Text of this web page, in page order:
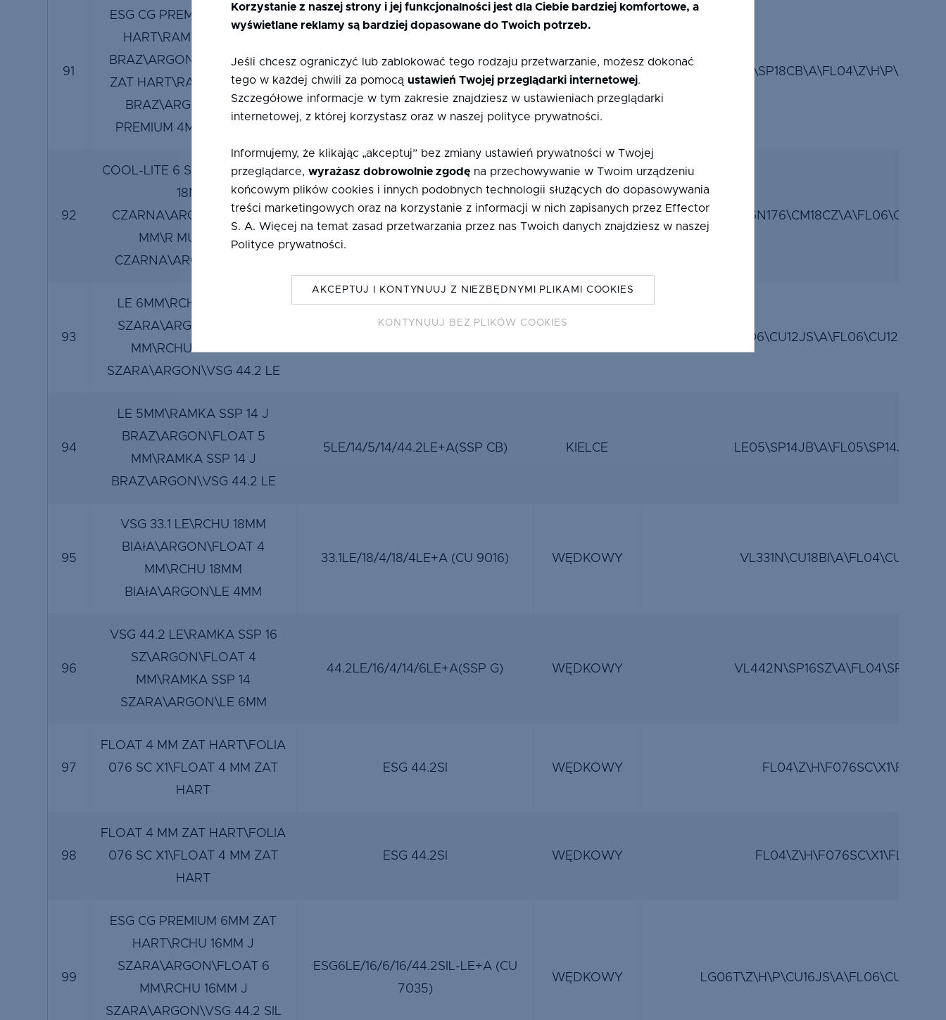
Korzystanie z naszej strony i jej funkcjonalności jest dla Ciebie bardziej komfortowe, a
wyświetlane reklamy są bardziej dopasowane do Twoich potrzeb.
Jeśli chcesz ograniczyć lub zablokować tego rodzaju przetwarzanie, możesz dokonać
tego w każdej chwili za pomocą ustawień Twojej przeglądarki internetowej.
Szczegółowe informacje w tym zakresie znajdziesz w ustawieniach przeglądarki
internetowej, z której korzystasz oraz w naszej polityce prywatności.
Informujemy, że klikając „akceptuj” bez zmiany ustawień prywatności w Twojej
przeglądarce, wyrażasz dobrowolnie zgodę na przechowywanie w Twoim urządzeniu
końcowym plików cookies i innych podobnych technologii służących do dopasowywania
treści marketingowych oraz na korzystanie z informacji w nich zapisanych przez Effector
S. A. Więcej na temat zasad przetwarzania przez nas Twoich danych znajdziesz w naszej
Polityce prywatności.
AKCEPTUJ I KONTYNUUJ Z NIEZBĘDNYMI PLIKAMI COOKIES
KONTYNUUJ BEZ PLIKÓW COOKIES
91
ESG CG PREMIUM 4MM ZAT
HART\RAMKA SSP 18 C
BRAZ\ARGON\FLOAT 4 MM
ZAT HART\RAMKA SSP 18 C
BRAZ\ARGON\ESG CG
PREMIUM 4MM ZAT HART
ESG4LE/18/ESG4/18/ESG4LE+ A
(SSP DB)
WĘDKOWY
92
COOL-LITE 6 SKN 176\R MULT
18MM
CZARNA\ARGON\FLOAT 6
MM\R MULT 18MM
CZARNA\ARGON\LE 6MM
6SKN176/18/6/18/6LE+A(CM 9004) WĘDKOWY
93
LE 6MM\RCHU 12MM JAS
SZARA\ARGON\FLOAT 6
MM\RCHU 12MM JAS
SZARA\ARGON\VSG 44.2 LE
94
LE 5MM\RAMKA SSP 14 J
BRAZ\ARGON\FLOAT 5
MM\RAMKA SSP 14 J
BRAZ\ARGON\VSG 44.2 LE
5LE/14/5/14/44.2LE+A(SSP CB) KIELCE
95
VSG 33.1 LE\RCHU 18MM
BIAłA\ARGON\FLOAT 4
MM\RCHU 18MM
BIAłA\ARGON\LE 4MM
33.1LE/18/4/18/4LE+A (CU 9016) WĘDKOWY
96
VSG 44.2 LE\RAMKA SSP 16
SZ\ARGON\FLOAT 4
MM\RAMKA SSP 14
SZARA\ARGON\LE 6MM
44.2LE/16/4/14/6LE+A(SSP G) WĘDKOWY
97
FLOAT 4 MM ZAT HART\FOLIA
076 SC X1\FLOAT 4 MM ZAT
HART
ESG 44.2SI WĘDKOWY
98
FLOAT 4 MM ZAT HART\FOLIA
076 SC X1\FLOAT 4 MM ZAT
HART
ESG 44.2SI WĘDKOWY
99
ESG CG PREMIUM 6MM ZAT
HART\RCHU 16MM J
SZARA\ARGON\FLOAT 6
MM\RCHU 16MM J
SZARA\ARGON\VSG 44.2 SIL
ESG6LE/16/6/16/44.2SIL-LE+A (CU
7035)
WĘDKOWY